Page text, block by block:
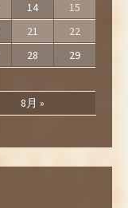
8月 »
14
15
21
22
28
29